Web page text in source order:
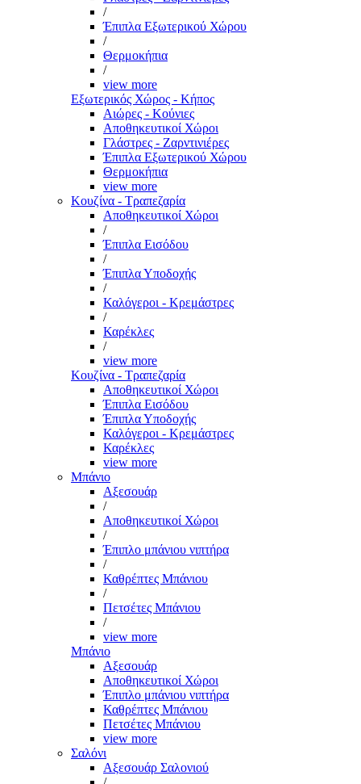
/
Έπιπλα Εξωτερικού Χώρου
/
Θερμοκήπια
/
view more
Εξωτερικός Χώρος - Κήπος
Αιώρες - Κούνιες
Αποθηκευτικοί Χώροι
Γλάστρες - Ζαρντινιέρες
Έπιπλα Εξωτερικού Χώρου
Θερμοκήπια
view more
Κουζίνα - Τραπεζαρία
Αποθηκευτικοί Χώροι
/
Έπιπλα Εισόδου
/
Έπιπλα Υποδοχής
/
Καλόγεροι - Κρεμάστρες
/
Καρέκλες
/
view more
Κουζίνα - Τραπεζαρία
Αποθηκευτικοί Χώροι
Έπιπλα Εισόδου
Έπιπλα Υποδοχής
Καλόγεροι - Κρεμάστρες
Καρέκλες
view more
Μπάνιο
Αξεσουάρ
/
Αποθηκευτικοί Χώροι
/
Έπιπλο μπάνιου νιπτήρα
/
Καθρέπτες Μπάνιου
/
Πετσέτες Μπάνιου
/
view more
Μπάνιο
Αξεσουάρ
Αποθηκευτικοί Χώροι
Έπιπλο μπάνιου νιπτήρα
Καθρέπτες Μπάνιου
Πετσέτες Μπάνιου
view more
Σαλόνι
Αξεσουάρ Σαλονιού